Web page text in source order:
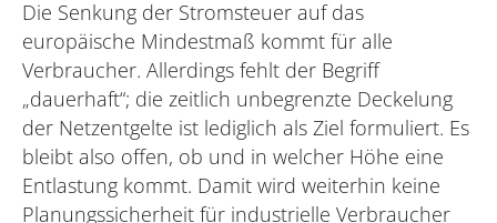
Die Senkung der Stromsteuer auf das
europäische Mindestmaß kommt für alle
Verbraucher. Allerdings fehlt der Begriff
„dauerhaft“; die zeitlich unbegrenzte Deckelung
der Netzentgelte ist lediglich als Ziel formuliert. Es
bleibt also offen, ob und in welcher Höhe eine
Entlastung kommt. Damit wird weiterhin keine
Planungssicherheit für industrielle Verbraucher